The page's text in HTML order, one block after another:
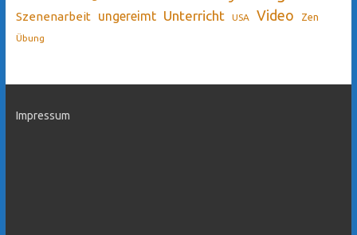
Szenenarbeit ungereimt Unterricht USA Video Zen
Übung
Impressum